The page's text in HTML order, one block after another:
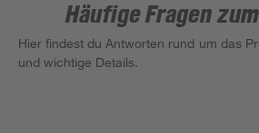
Häufige Fragen
Hier findest du Antworten rund um das
und wichtige Details.